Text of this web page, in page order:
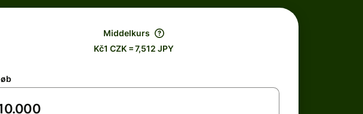
Middelkurs
Kč1 CZK = 7,512 JPY